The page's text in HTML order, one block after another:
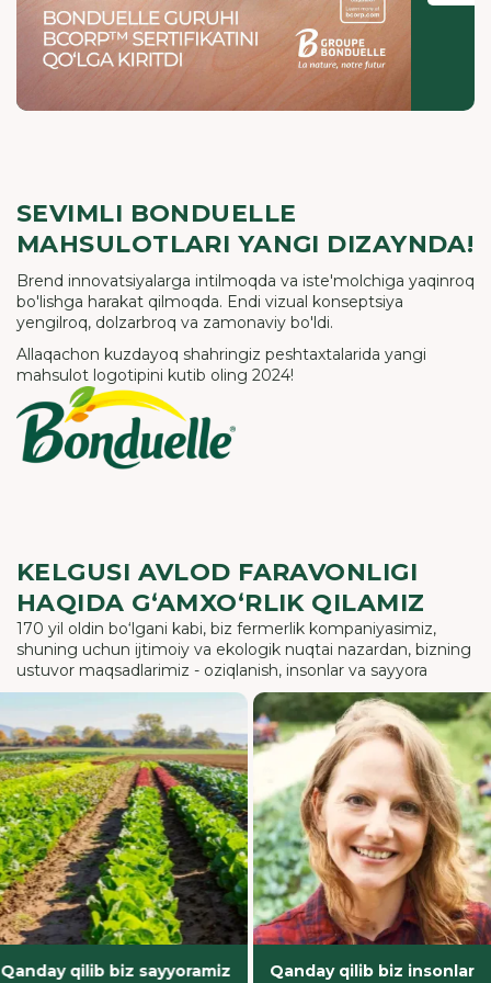
SEVIMLI BONDUELLE
MAHSULOTLARI YANGI DIZAYNDA!
Brend innovatsiyalarga intilmoqda va iste'molchiga yaqinroq
bo'lishga harakat qilmoqda. Endi vizual konseptsiya
yengilroq, dolzarbroq va zamonaviy bo'ldi.
Allaqachon kuzdayoq shahringiz peshtaxtalarida yangi
mahsulot logotipini kutib oling 2024!
KELGUSI AVLOD FARAVONLIGI
HAQIDA G‘AMXO‘RLIK QILAMIZ
170 yil oldin bo‘lgani kabi, biz fermerlik kompaniyasimiz,
shuning uchun ijtimoiy va ekologik nuqtai nazardan, bizning
ustuvor maqsadlarimiz - oziqlanish, insonlar va sayyora
qilib biz sayyoramiz
Qanday qilib biz insonlar